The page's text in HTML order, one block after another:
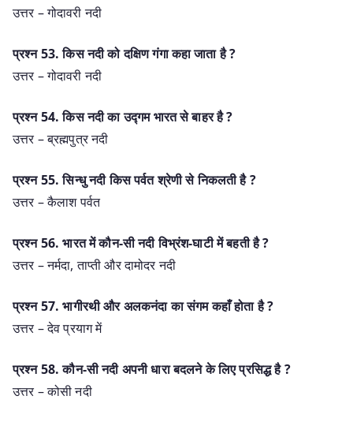
उत्तर – गोदावरी नदी
प्रश्‍न 53. किस नदी को दक्षिण गंगा कहा जाता है ?
उत्तर – गोदावरी नदी
प्रश्‍न 54. किस नदी का उद्गम भारत से बाहर है ?
उत्तर – ब्रह्मपुत्र नदी
प्रश्‍न 55. सिन्धु नदी किस पर्वत श्रेणी से निकलती है ?
उत्तर – कैलाश पर्वत
प्रश्‍न 56. भारत में कौन-सी नदी विभ्रंश-घाटी में बहती है ?
उत्तर – नर्मदा, ताप्ती और दामोदर नदी
प्रश्‍न 57. भागीरथी और अलकनंदा का संगम कहाँ होता है ?
उत्तर – देव प्रयाग में
प्रश्‍न 58. कौन-सी नदी अपनी धारा बदलने के लिए प्रसिद्ध है ?
उत्तर – कोसी नदी